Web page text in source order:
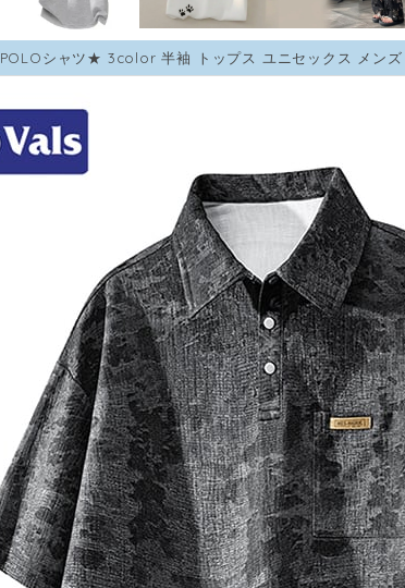
シャツ★ 3color 半袖 トップス ユニセックス メン